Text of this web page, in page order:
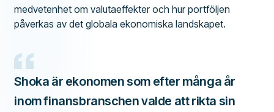
medvetenhet om valutaeffekter och hur portföljen
påverkas av det globala ekonomiska landskapet.
Shoka är ekonomen som efter många år
inom finansbranschen valde att rikta sin